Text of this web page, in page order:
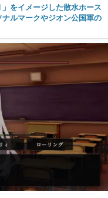
をイメージした散水ホース
ルマークやジオン公国軍の